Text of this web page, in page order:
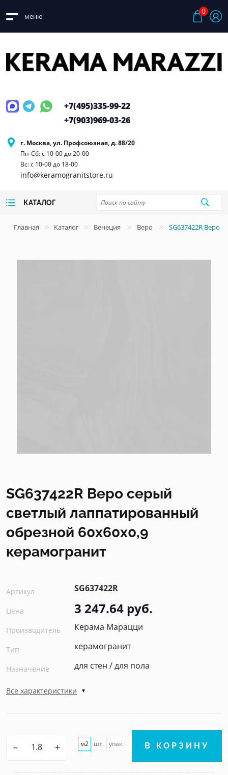
меню
0
г. Москва, ул. Профсоюзная, д. 88/20
Пн-Сб: с 10-00 до 20-00
Вс: с 10-00 до 18-00
info@keramogranitstore.ru
+7(495)335-99-22
+7(903)969-03-26
КАТАЛОГ
Главная Каталог Венеция Веро SG637422R Веро
SG637422R Веро серый
светлый лаппатированный
обрезной 60x60x0,9
керамогранит
Артикул SG637422R
Цена 3 247.64 руб.
Производитель Керама Марацци
Тип керамогранит
Назначение для стен / для пола
Все характеристики
– + м2 шт. упак. В КОРЗИНУ